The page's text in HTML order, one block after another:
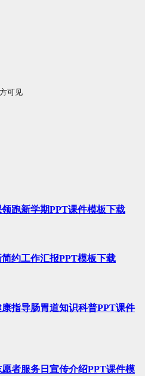
可见
跑新学期PPT课件模板下载
约工作汇报PPT模板下载
指导肠胃道知识科普PPT课件
者服务日宣传介绍PPT课件模